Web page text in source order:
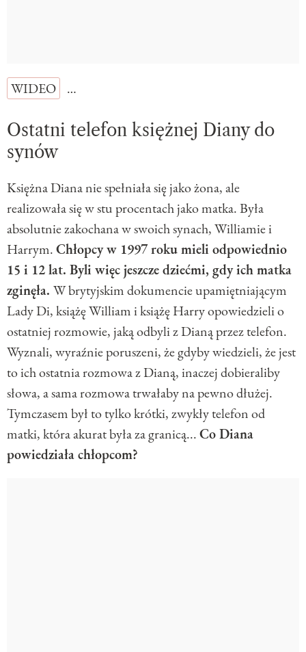
WIDEO …
Ostatni telefon księżnej Diany do
synów
Księżna Diana nie spełniała się jako żona, ale
realizowała się w stu procentach jako matka. Była
absolutnie zakochana w swoich synach, Williamie i
Harrym.Chłopcy w 1997 roku mieli odpowiednio
15 i 12 lat. Byli więc jeszcze dziećmi, gdy ich matka
zginęła. W brytyjskim dokumencie upamiętniającym
Lady Di, książę William i książę Harry opowiedzieli o
ostatniej rozmowie, jaką odbyli z Dianą przez telefon.
Wyznali, wyraźnie poruszeni, że gdyby wiedzieli, że jest
to ich ostatnia rozmowa z Dianą, inaczej dobieraliby
słowa, a sama rozmowa trwałaby na pewno dłużej.
Tymczasem był to tylko krótki, zwykły telefon od
matki, która akurat była za granicą...Co Diana
powiedziała chłopcom?